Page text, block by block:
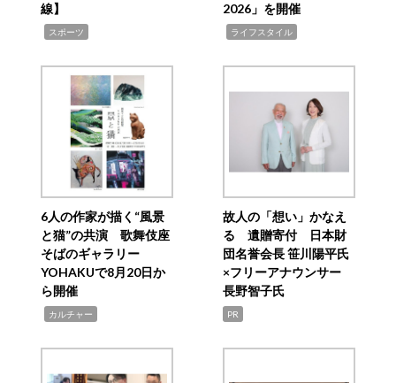
線】
スポーツ
2026」を開催
ライフスタイル
6人の作家が描く“風景
と猫”の共演 歌舞伎座
そばのギャラリー
YOHAKUで8月20日か
ら開催
カルチャー
故人の「想い」かなえ
る 遺贈寄付 日本財
団名誉会長 笹川陽平氏
×フリーアナウンサー
長野智子氏
PR